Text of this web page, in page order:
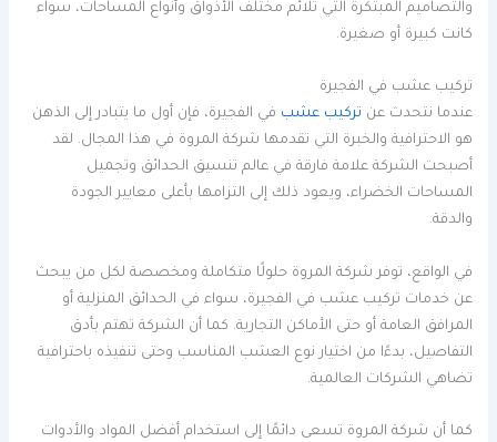
والتصاميم المبتكرة التي تلائم مختلف الأذواق وأنواع المساحات، سواء
كانت كبيرة أو صغيرة.
تركيب عشب في الفجيرة
عندما نتحدث عن تركيب عشب في الفجيرة، فإن أول ما يتبادر إلى الذهن
هو الاحترافية والخبرة التي تقدمها شركة المروة في هذا المجال. لقد
أصبحت الشركة علامة فارقة في عالم تنسيق الحدائق وتجميل
المساحات الخضراء، ويعود ذلك إلى التزامها بأعلى معايير الجودة
والدقة.
في الواقع، توفر شركة المروة حلولًا متكاملة ومخصصة لكل من يبحث
عن خدمات تركيب عشب في الفجيرة، سواء في الحدائق المنزلية أو
المرافق العامة أو حتى الأماكن التجارية. كما أن الشركة تهتم بأدق
التفاصيل، بدءًا من اختيار نوع العشب المناسب وحتى تنفيذه باحترافية
تضاهي الشركات العالمية.
كما أن شركة المروة تسعى دائمًا إلى استخدام أفضل المواد والأدوات